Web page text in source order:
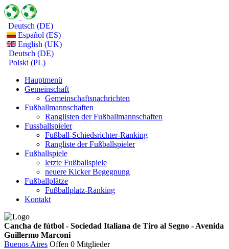
Deutsch (DE)
Español (ES)
English (UK)
Deutsch (DE)
Polski (PL)
Hauptmenü
Gemeinschaft
Gemeinschaftsnachrichten
Fußballmannschaften
Ranglisten der Fußballmannschaften
Fussballspieler
Fußball-Schiedsrichter-Ranking
Rangliste der Fußballspieler
Fußballspiele
letzte Fußballspiele
neuere Kicker Begegnung
Fußballplätze
Fußballplatz-Ranking
Kontakt
Cancha de fútbol - Sociedad Italiana de Tiro al Segno - Avenida
Guillermo Marconi
Buenos Aires Offen 0 Mitglieder